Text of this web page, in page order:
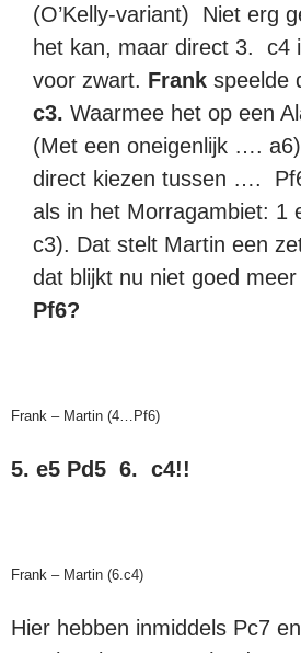
(O’Kelly-variant) Niet erg
het kan, maar direct 3. c4
voor zwart. Frank speelde
c3. Waarmee het op een
(Met een oneigenlijk ….
direct kiezen tussen ….
als in het Morragambiet: 1
c3). Dat stelt Martin een
dat blijkt nu niet goed
Pf6?
Frank – Martin (4…Pf6)
5. e5 Pd5 6. c4!!
Frank – Martin (6.c4)
Hier hebben inmiddels Pc7